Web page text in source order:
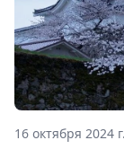
16 октября 2024 г.